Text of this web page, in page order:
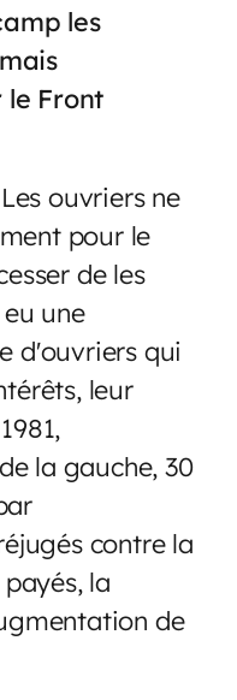
les
Front
ouvriers ne
pour le
de les
une
d'ouvriers qui
leur
la gauche, 30
contre la
la
de